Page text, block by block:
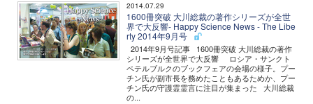
2014.07.29
1600冊突破 大川総裁の著作シリーズが全世
界で大反響- Happy Science News - The Libe
rty 2014年9月号
2014年9月号記事 1600冊突破 大川総裁の著作
シリーズが全世界で大反響 ロシア・サンクト
ペテルブルクのブックフェアの会場の様子。プー
チン氏が副市長を務めたこともあるためか、プー
チン氏の守護霊霊言に注目が集まった 大川総裁
の...